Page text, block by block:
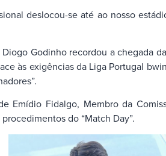
deslocou-se até ao nosso
Godinho recordou a chegada
às exigências da Liga Portugal
Emídio Fidalgo, Membro da
do “Match Day”.